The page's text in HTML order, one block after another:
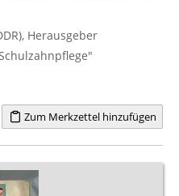
Herausgeber
Zum Merkzettel hinzufügen